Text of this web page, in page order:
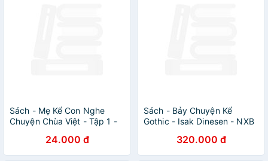
Sách - Mẹ Kể Con Nghe
Chuyện Chùa Việt - Tập 1 -
24.000 đ
Sách - Bảy Chuyện Kể
Gothic - Isak Dinesen - NXB
320.000 đ